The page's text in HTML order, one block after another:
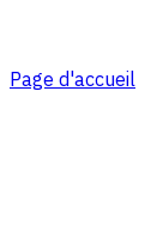
Page d'accueil